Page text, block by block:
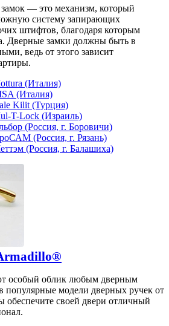
— это механизм, который
систему запирающих
штифтов, благодаря которым
Дверные замки должны быть в
ведь от этого зависит
(Италия)
(Италия)
Kilit (Турция)
T-Lock (Израиль)
(Россия, г. Боровичи)
(Россия, г. Рязань)
(Россия, г. Балашиха)
особый облик любым дверным
популярные модели дверных ручек от
своей двери отличный